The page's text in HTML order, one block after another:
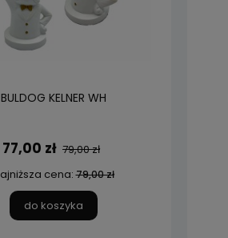
BULDOG KELNER WH
77,00 zł 79,00 zł
cena:79,00 zł
do koszyka